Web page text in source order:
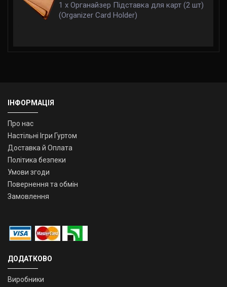
1 x Органайзер Підставка для карт (2 шт)
(Organizer Card Holder)
ІНФОРМАЦІЯ
Про нас
Настільні Ігри Гуртом
Доставка й Оплата
Політика безпеки
Умови згоди
Повернення та обмін
Замовлення
ДОДАТКОВО
Виробники